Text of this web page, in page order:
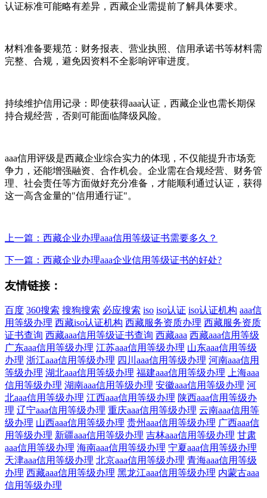
认证标准可能略有差异，西藏企业需提前了解具体要求。
材料准备要规范：财务报表、营业执照、信用承诺书等材料需
完整、合规，避免因资料不全影响评审进度。
持续维护信用记录：即使获得aaa认证，西藏企业也需长期保
持合规经营，否则可能面临降级风险。
aaa信用评级是西藏企业综合实力的体现，不仅能提升市场竞
争力，还能增强融资、合作机会。企业需在合规经营、财务管
理、社会责任等方面做好充分准备，才能顺利通过认证，获得
这一高含金量的"信用通行证"。
上一篇：西藏企业办理aaa信用等级证书需要多久？
下一篇：西藏企业办理aaa企业信用等级证书的好处?
友情链接：
百度 360搜索 搜狗搜索 必应搜索 iso iso认证 iso认证机构 aaa信
用等级办理 西藏iso认证机构 西藏服务资质办理 西藏服务资质
证书查询 西藏aaa信用等级证书查询 西藏aaa 西藏aaa信用等级
广东aaa信用等级办理 江苏aaa信用等级办理 山东aaa信用等级
办理 浙江aaa信用等级办理 四川aaa信用等级办理 河南aaa信用
等级办理 湖北aaa信用等级办理 福建aaa信用等级办理
上海aaa
信用等级办理 湖南aaa信用等级办理 安徽aaa信用等级办理 河
北aaa信用等级办理 江西aaa信用等级办理 陕西aaa信用等级办
理 辽宁aaa信用等级办理 重庆aaa信用等级办理 云南aaa信用等
级办理 山西aaa信用等级办理 贵州aaa信用等级办理 广西aaa信
用等级办理 新疆aaa信用等级办理 吉林aaa信用等级办理 甘肃
aaa信用等级办理 海南aaa信用等级办理 宁夏aaa信用等级办理
天津aaa信用等级办理 北京aaa信用等级办理 青海aaa信用等级
办理 西藏aaa信用等级办理 黑龙江aaa信用等级办理 内蒙古aaa
信用等级办理